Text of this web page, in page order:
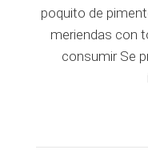
poquito de
meriendas con
consumir Se